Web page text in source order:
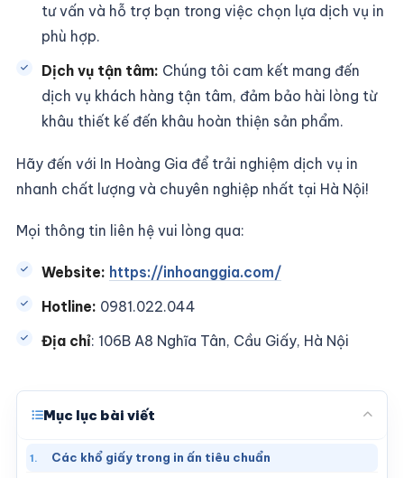
tư vấn và hỗ trợ bạn trong việc chọn lựa dịch vụ in
phù hợp.
Dịch vụ tận tâm: Chúng tôi cam kết mang đến
dịch vụ khách hàng tận tâm, đảm bảo hài lòng từ
khâu thiết kế đến khâu hoàn thiện sản phẩm.
Hãy đến với In Hoàng Gia để trải nghiệm dịch vụ in
nhanh chất lượng và chuyên nghiệp nhất tại Hà Nội!
Mọi thông tin liên hệ vui lòng qua:
Website: https://inhoanggia.com/
Hotline: 0981.022.044
Địa chỉ: 106B A8 Nghĩa Tân, Cầu Giấy, Hà Nội
Mục lục bài viết
1. Các khổ giấy trong in ấn tiêu chuẩn